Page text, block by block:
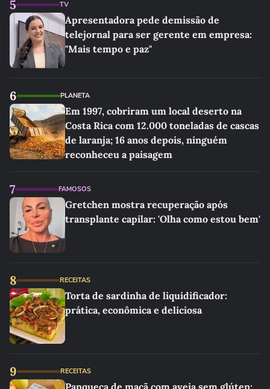
5 TV
Apresentadora pede demissão de
telejornal para ser gerente em empresa:
"Mais tempo e paz"
6 PLANETA
Em 1997, cobriram um local deserto na
Costa Rica com 12.000 toneladas de cascas
de laranja; 16 anos depois, ninguém
reconheceu a paisagem
7 FAMOSOS
Gretchen mostra recuperação após
transplante capilar: 'Olha como estou bem'
8 RECEITAS
Torta de sardinha de liquidificador:
prática, econômica e deliciosa
9 RECEITAS
Panqueca de maçã com aveia sem glúten: